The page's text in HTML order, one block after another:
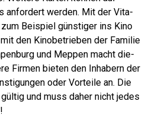
anfor­dert wer­den. Mit der Vita-
Bei­spiel güns­ti­ger ins Kino
den Kino­be­trie­ben der Fami­lie
und Meppen macht die­
Fir­men bie­ten den Inha­bern der
oder Vor­tei­le an. Die
und muss daher nicht jedes